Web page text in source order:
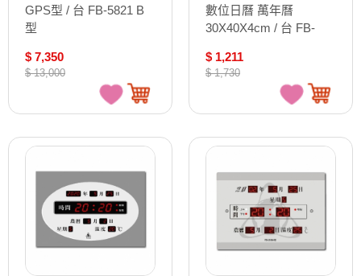
GPS型 / 台 FB-5821 B
型
$ 7,350
$ 13,000
數位日曆 萬年曆
30X40X4cm / 台 FB-
$ 1,211
$ 1,730